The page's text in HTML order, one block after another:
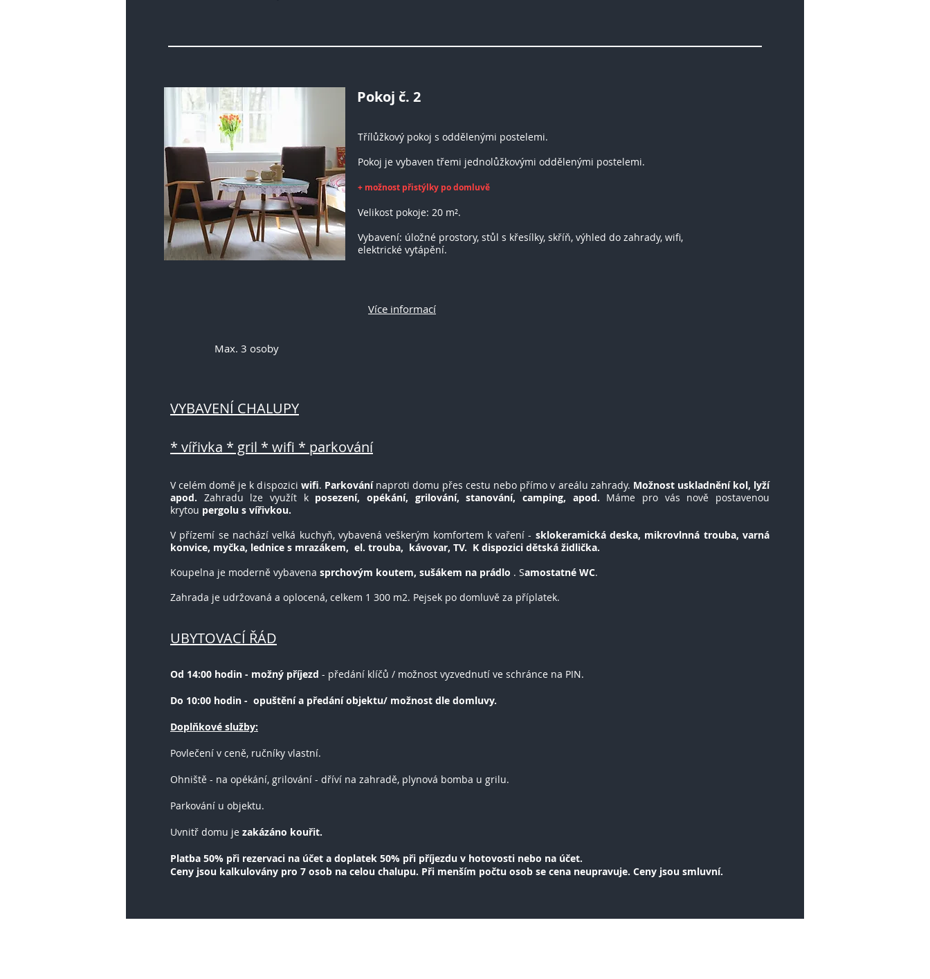
Pokoj č. 2
Třílůžkový pokoj s oddělenými postelemi.
Pokoj je vybaven třemi jednolůžkovými oddělenými postelemi.
+ možnost přistýlky po domluvě
Velikost pokoje: 20 m².
Vybavení: úložné prostory, stůl s křesílky, skříň, výhled do zahrady, wifi,
elektrické vytápění.
Více informací
Max. 3 osoby
VYBAVENÍ CHALUPY
* vířivka * gril * wifi * parkování
V celém domě je k dispozici wifi. Parkovánínaproti domu přes cestu nebo přímo v areálu zahrady. Možnost uskladnění kol, lyží
apod. Zahradu lze využít k posezení, opékání, grilování, stanování, camping, apod. Máme pro vás nově postavenou
krytou pergolu s vířivkou.
V přízemí se nachází velká kuchyň, vybavená veškerým komfortem k vaření - sklokeramická deska, mikrovlnná trouba, varná
konvice, myčka, lednice s mrazákem, el. trouba, kávovar, TV. K dispozici dětská židlička.
Koupelna je moderně vybavena sprchovým koutem, sušákem na prádlo . Samostatné WC.
Zahrada je udržovaná a oplocená, celkem 1 300 m2. Pejsek po domluvě za příplatek.
UBYTOVACÍ ŘÁD
Od 14:00 hodin - možný příjezd - předání klíčů / možnost vyzvednutí ve schránce na PIN.
Do 10:00 hodin - opuštění a předání objektu/ možnost dle domluvy.
Doplňkové služby:
Povlečení v ceně, ručníky vlastní.
Ohniště - na opékání, grilování - dříví na zahradě, plynová bomba u grilu.
Parkování u objektu.
Uvnitř domu je zakázáno kouřit.
Platba 50% při rezervaci na účet a doplatek 50% při příjezdu v hotovosti nebo na účet.
Ceny jsou kalkulovány pro 7 osob na celou chalupu. Při menším počtu osob se cena neupravuje. Ceny jsou smluvní.